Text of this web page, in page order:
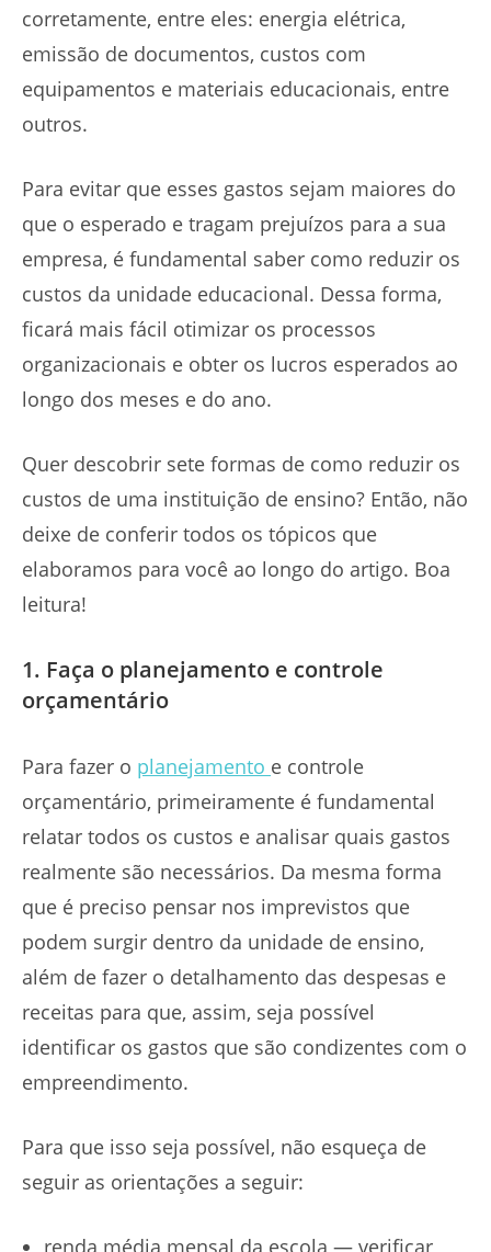
corretamente, entre eles: energia elétrica,
emissão de documentos, custos com
equipamentos e materiais educacionais, entre
outros.
Para evitar que esses gastos sejam maiores do
que o esperado e tragam prejuízos para a sua
empresa, é fundamental saber como reduzir os
custos da unidade educacional. Dessa forma,
ficará mais fácil otimizar os processos
organizacionais e obter os lucros esperados ao
longo dos meses e do ano.
Quer descobrir sete formas de como reduzir os
custos de uma instituição de ensino? Então, não
deixe de conferir todos os tópicos que
elaboramos para você ao longo do artigo. Boa
leitura!
1. Faça o planejamento e controle
orçamentário
Para fazer o planejamento e controle
orçamentário, primeiramente é fundamental
relatar todos os custos e analisar quais gastos
realmente são necessários. Da mesma forma
que é preciso pensar nos imprevistos que
podem surgir dentro da unidade de ensino,
além de fazer o detalhamento das despesas e
receitas para que, assim, seja possível
identificar os gastos que são condizentes com o
empreendimento.
Para que isso seja possível, não esqueça de
seguir as orientações a seguir: